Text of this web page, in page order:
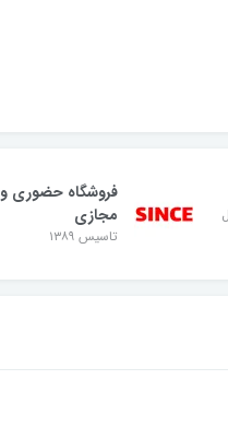
فروشگاه حضوری و
مجازی
تاسیس ۱۳۸۹